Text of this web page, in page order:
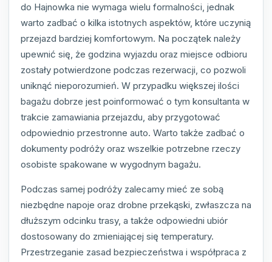
do Hajnowka nie wymaga wielu formalności, jednak
warto zadbać o kilka istotnych aspektów, które uczynią
przejazd bardziej komfortowym. Na początek należy
upewnić się, że godzina wyjazdu oraz miejsce odbioru
zostały potwierdzone podczas rezerwacji, co pozwoli
uniknąć nieporozumień. W przypadku większej ilości
bagażu dobrze jest poinformować o tym konsultanta w
trakcie zamawiania przejazdu, aby przygotować
odpowiednio przestronne auto. Warto także zadbać o
dokumenty podróży oraz wszelkie potrzebne rzeczy
osobiste spakowane w wygodnym bagażu.
Podczas samej podróży zalecamy mieć ze sobą
niezbędne napoje oraz drobne przekąski, zwłaszcza na
dłuższym odcinku trasy, a także odpowiedni ubiór
dostosowany do zmieniającej się temperatury.
Przestrzeganie zasad bezpieczeństwa i współpraca z